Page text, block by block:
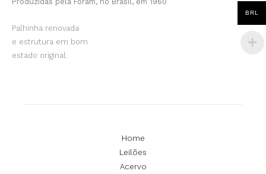
Palhinha renovada
e estrutura em bom
estado original.
Home
Leilões
Acervo
BRL